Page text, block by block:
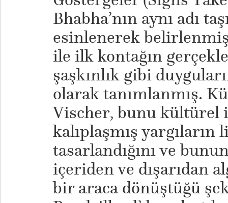
Bhabha’nın aynı adı
esinlenerek
ile ilk kontağın
şaşkınlık gibi
olarak tanımlanmış.
Vischer, bunu kültürel
kalıplaşmış
tasarlandığını ve
içeriden ve dışarıdan
bir araca dönüştüğü